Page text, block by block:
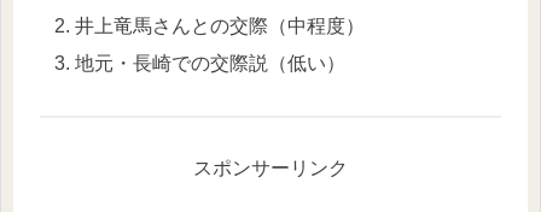
井上竜馬さんとの交際（中程度）
地元・長崎での交際説（低い）
スポンサーリンク